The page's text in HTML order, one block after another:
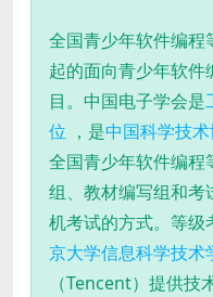
全国青少年软件编程
起的面向青少年软
目。中国电子学会是
位 ，是中国科学技
全国青少年软件编程
组、教材编写组和考
机考试的方式。等级
京大学信息科学技术
（Tencent）提供技